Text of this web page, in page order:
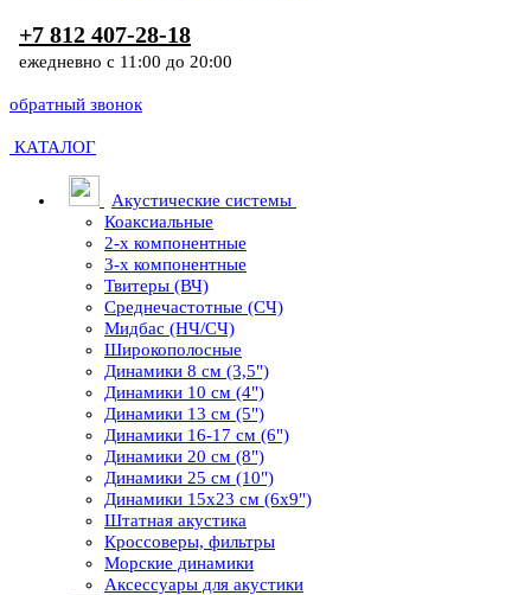
+7 812 407-28-18
ежедневно с 11:00 до 20:00
обратный звонок
КАТАЛОГ
Акустические системы
Коаксиальные
2-х компонентные
3-х компонентные
Твитеры (ВЧ)
Среднечастотные (СЧ)
Мидбас (НЧ/СЧ)
Широкополосные
Динамики 8 см (3,5")
Динамики 10 см (4")
Динамики 13 см (5")
Динамики 16-17 см (6")
Динамики 20 см (8")
Динамики 25 см (10")
Динамики 15х23 см (6х9")
Штатная акустика
Кроссоверы, фильтры
Морские динамики
Аксессуары для акустики